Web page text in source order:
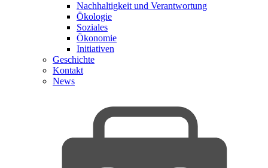
Nachhaltigkeit und Verantwortung
Ökologie
Soziales
Ökonomie
Initiativen
Geschichte
Kontakt
News